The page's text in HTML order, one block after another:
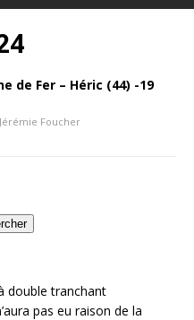
de Fer – Héric (44) -19
Jérémie Foucher
double tranchant
pas eu raison de la